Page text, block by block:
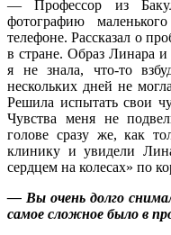
— Профессор из
фотографию
телефоне. Рассказал о
в стране. Образ Линара
я не знала, что-то
нескольких дней не
Решила испытать свои
Чувства меня не
голове сразу же, как
клинику и увидели
сердцем на колесах» по
— Вы очень долго
самое сложное было в